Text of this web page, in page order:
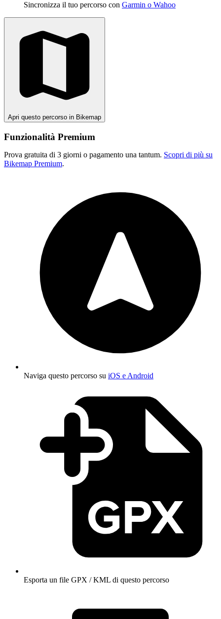
Sincronizza il tuo percorso con Garmin o Wahoo
Apri questo percorso in Bikemap
Funzionalità Premium
Prova gratuita di 3 giorni o pagamento una tantum. Scopri di più su
Bikemap Premium.
Naviga questo percorso su iOS e Android
Esporta un file GPX / KML di questo percorso